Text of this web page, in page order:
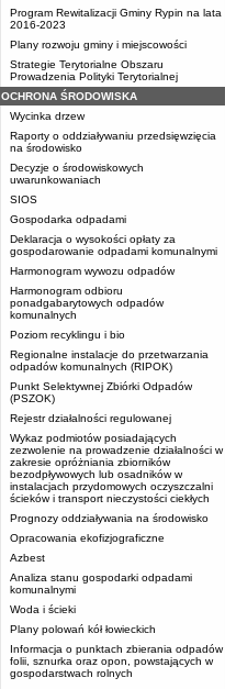
Program Rewitalizacji Gminy Rypin na lata
2016-2023
Plany rozwoju gminy i miejscowości
Strategie Terytorialne Obszaru
Prowadzenia Polityki Terytorialnej
OCHRONA ŚRODOWISKA
Wycinka drzew
Raporty o oddziaływaniu przedsięwzięcia
na środowisko
Decyzje o środowiskowych
uwarunkowaniach
SIOS
Gospodarka odpadami
Deklaracja o wysokości opłaty za
gospodarowanie odpadami komunalnymi
Harmonogram wywozu odpadów
Harmonogram odbioru
ponadgabarytowych odpadów
komunalnych
Poziom recyklingu i bio
Regionalne instalacje do przetwarzania
odpadów komunalnych (RIPOK)
Punkt Selektywnej Zbiórki Odpadów
(PSZOK)
Rejestr działalności regulowanej
Wykaz podmiotów posiadających
zezwolenie na prowadzenie działalności w
zakresie opróżniania zbiorników
bezodpływowych lub osadników w
instalacjach przydomowych oczyszczalni
ścieków i transport nieczystości ciekłych
Prognozy oddziaływania na środowisko
Opracowania ekofizjograficzne
Azbest
Analiza stanu gospodarki odpadami
komunalnymi
Woda i ścieki
Plany polowań kół łowieckich
Informacja o punktach zbierania odpadów
folii, sznurka oraz opon, powstających w
gospodarstwach rolnych